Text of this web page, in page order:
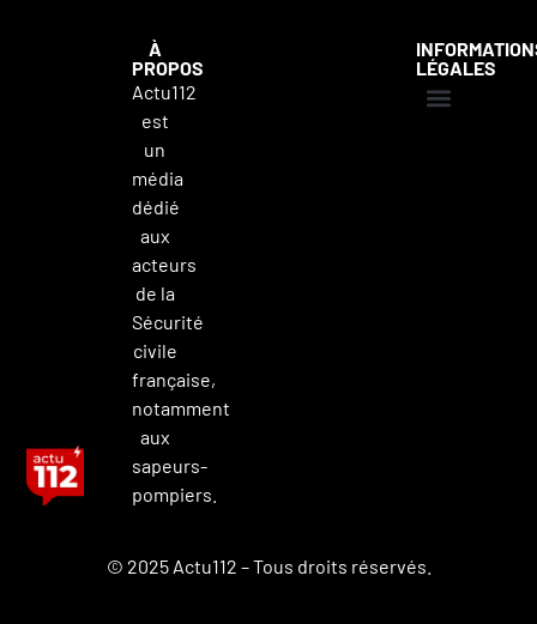
À
PROPOS
Actu112
est
un
média
dédié
aux
acteurs
de la
Sécurité
civile
française,
notamment
aux
sapeurs-
pompiers.
LÉGALES
© 2025 Actu112 – Tous droits réservés.